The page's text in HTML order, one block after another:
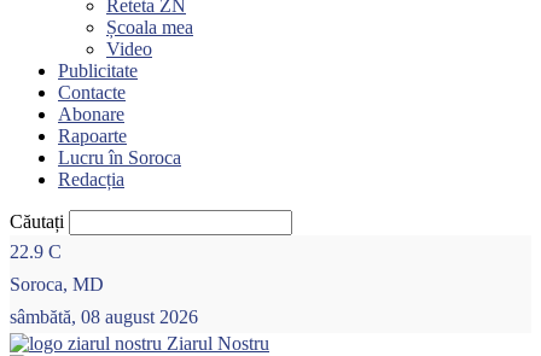
Reteta ZN
Școala mea
Video
Publicitate
Contacte
Abonare
Rapoarte
Lucru în Soroca
Redacția
Căutați
22.9 C
Soroca, MD
sâmbătă, 08 august 2026
Ziarul Nostru